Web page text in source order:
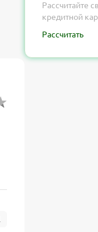
Рассчитайте
кредитной
Рассчитать